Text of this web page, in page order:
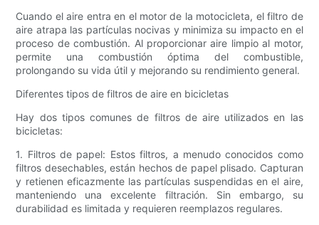
Cuando el aire entra en el motor de la motocicleta, el filtro de
aire atrapa las partículas nocivas y minimiza su impacto en el
proceso de combustión. Al proporcionar aire limpio al motor,
permite una combustión óptima del combustible,
prolongando su vida útil y mejorando su rendimiento general.
Diferentes tipos de filtros de aire en bicicletas
Hay dos tipos comunes de filtros de aire utilizados en las
bicicletas:
1. Filtros de papel: Estos filtros, a menudo conocidos como
filtros desechables, están hechos de papel plisado. Capturan
y retienen eficazmente las partículas suspendidas en el aire,
manteniendo una excelente filtración. Sin embargo, su
durabilidad es limitada y requieren reemplazos regulares.